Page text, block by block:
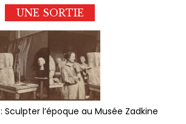
UNE SORTIE
l’époque au Musée Zadkine